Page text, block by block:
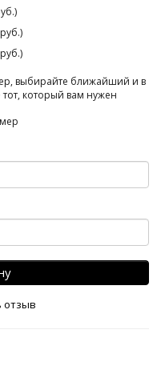
выбирайте ближайший и в
который вам нужен
отзыв